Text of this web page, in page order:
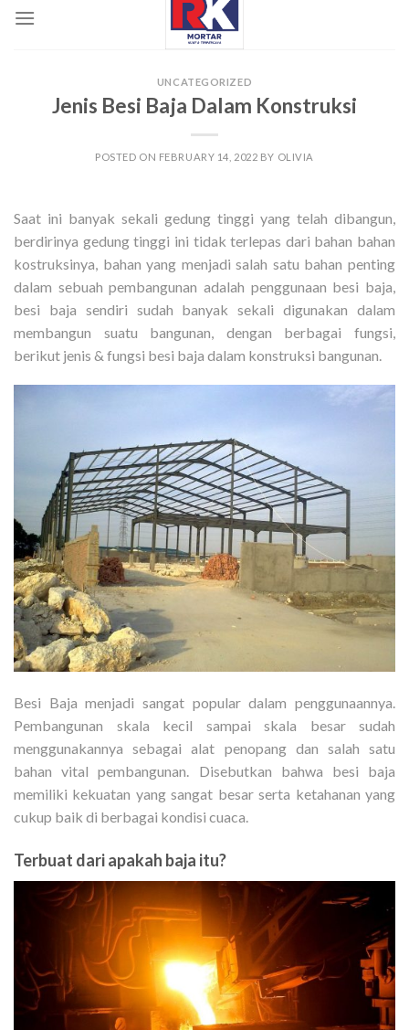
UNCATEGORIZED
Jenis Besi Baja Dalam Konstruksi
POSTED ON FEBRUARY 14, 2022 BY OLIVIA
Saat ini banyak sekali gedung tinggi yang telah dibangun,
berdirinya gedung tinggi ini tidak terlepas dari bahan bahan
kostruksinya, bahan yang menjadi salah satu bahan penting
dalam sebuah pembangunan adalah penggunaan besi baja,
besi baja sendiri sudah banyak sekali digunakan dalam
membangun suatu bangunan, dengan berbagai fungsi,
berikut jenis & fungsi besi baja dalam konstruksi bangunan.
Besi Baja menjadi sangat popular dalam penggunaannya.
Pembangunan skala kecil sampai skala besar sudah
menggunakannya sebagai alat penopang dan salah satu
bahan vital pembangunan. Disebutkan bahwa besi baja
memiliki kekuatan yang sangat besar serta ketahanan yang
cukup baik di berbagai kondisi cuaca.
Terbuat dari apakah baja itu?